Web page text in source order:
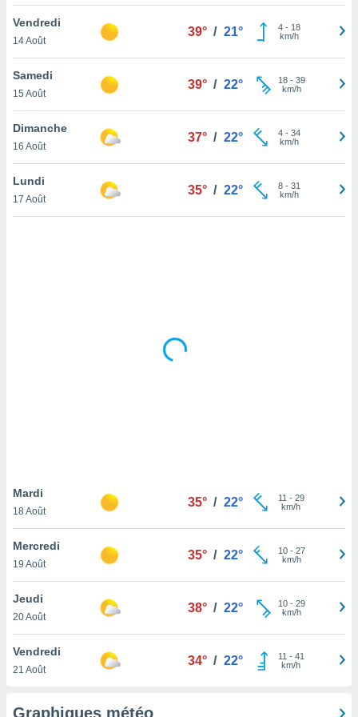
votre
à
en
le
notre
que
et que
Vendredi
14 Août
39° / 21° 4- 18
km/h
Samedi
15 Août
39° / 22° 18- 39
km/h
Dimanche
16 Août
37° / 22° 4- 34
km/h
Lundi
17 Août
35° / 22° 8- 31
km/h
Mardi
18 Août
35° / 22° 11 - 29
km/h
Mercredi
19 Août
35° / 22° 10- 27
km/h
Jeudi
20 Août
38° / 22° 10- 29
km/h
Vendredi
21 Août
34° / 22° 11 - 41
km/h
Graphiques météo